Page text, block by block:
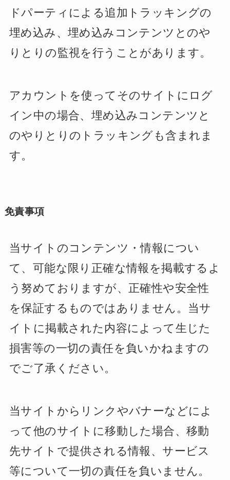
ドパーティによる追加トラッキングの
埋め込み、埋め込みコンテンツとのや
りとりの監視を行うことがあります。
アカウントを使ってそのサイトにログ
イン中の場合、埋め込みコンテンツと
のやりとりのトラッキングも含まれま
す。
免責事項
当サイトのコンテンツ・情報につい
て、可能な限り正確な情報を掲載するよ
う努めておりますが、正確性や安全性
を保証するものではありません。当サ
イトに掲載された内容によって生じた
損害等の一切の責任を負いかねますの
でご了承ください。
当サイトからリンクやバナーなどによ
って他のサイトに移動した場合、移動
先サイトで提供される情報、サービス
等について一切の責任を負いません。